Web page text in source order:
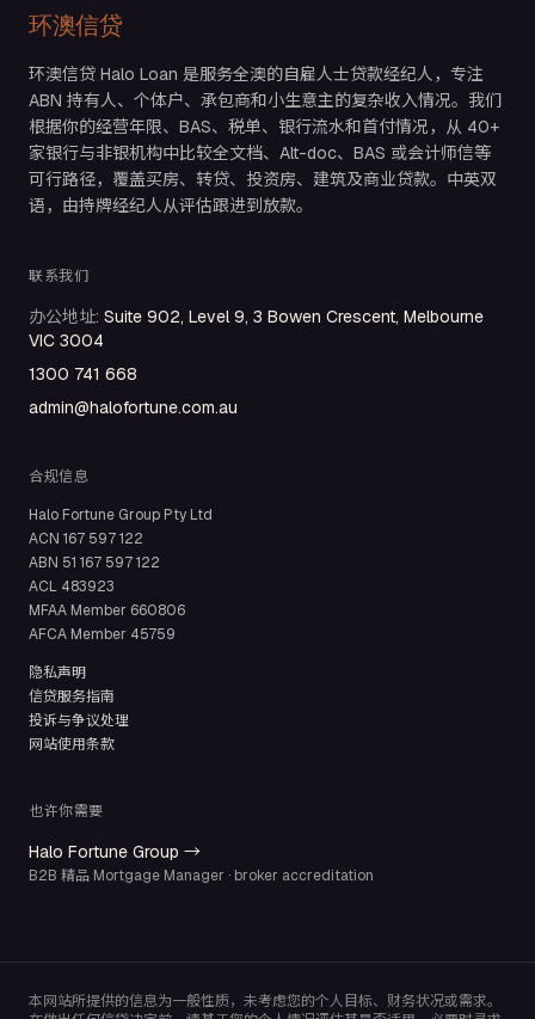
环澳信贷
环澳信贷 Halo Loan 是服务全澳的自雇人士贷款经纪人，专注
ABN 持有人、个体户、承包商和小生意主的复杂收入情况。我们
根据你的经营年限、BAS、税单、银行流水和首付情况，从 40+
家银行与非银机构中比较全文档、Alt-doc、BAS 或会计师信等
可行路径，覆盖买房、转贷、投资房、建筑及商业贷款。中英双
语，由持牌经纪人从评估跟进到放款。
联系我们
办公地址: Suite 902, Level 9, 3 Bowen Crescent, Melbourne
VIC 3004
1300 741 668
admin@halofortune.com.au
合规信息
Halo Fortune Group Pty Ltd
ACN 167 597 122
ABN 51 167 597 122
ACL 483923
MFAA Member 660806
AFCA Member 45759
隐私声明
信贷服务指南
投诉与争议处理
网站使用条款
也许你需要
Halo Fortune Group →
B2B 精品 Mortgage Manager · broker accreditation
本网站所提供的信息为一般性质，未考虑您的个人目标、财务状况或需求。